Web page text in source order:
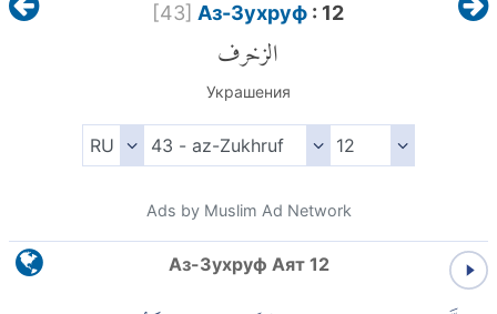
[43] Аз-Зухруф : 12
الزخرف
Украшения
Ads by Muslim Ad Network
Аз-Зухруф Аят 12